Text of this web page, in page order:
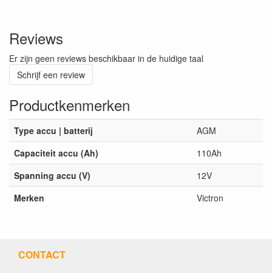
Reviews
Er zijn geen reviews beschikbaar in de huidige taal
Schrijf een review
Productkenmerken
Type accu | batterij
AGM
Capaciteit accu (Ah)
110Ah
Spanning accu (V)
12V
Merken
Victron
CONTACT